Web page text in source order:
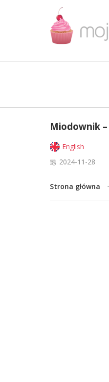
Miodownik
English
2024-11-28
Strona główna